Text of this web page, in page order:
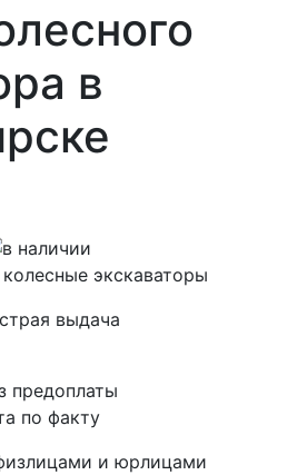
в
экскаваторы
по факту